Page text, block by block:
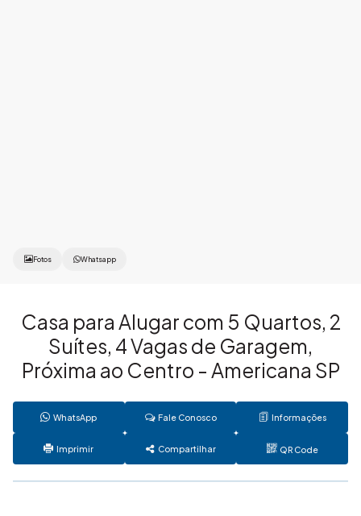
Fotos Whatsapp
Casa para Alugar com 5 Quartos, 2
Suítes, 4 Vagas de Garagem,
Próxima ao Centro - Americana SP
WhatsApp Fale Conosco Informações
Imprimir Compartilhar QR Code